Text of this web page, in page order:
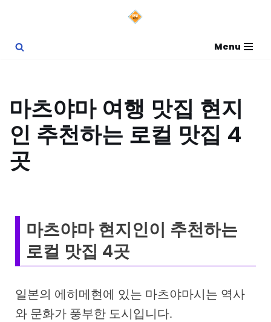
텐
건
너
뛰
기
Menu
마츠야마 여행 맛집 현지
인 추천하는 로컬 맛집 4
곳
마츠야마 현지인이 추천하는
로컬 맛집 4곳
일본의 에히메현에 있는 마츠야마시는 역사
와 문화가 풍부한 도시입니다.